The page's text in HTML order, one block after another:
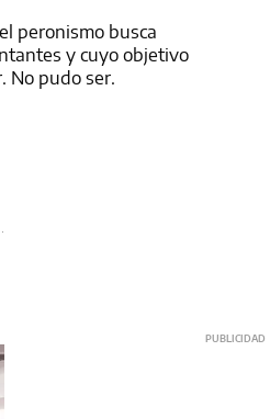
peronismo busca
y cuyo objetivo
No pudo ser.